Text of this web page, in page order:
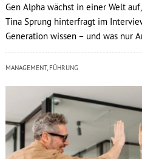
Gen Alpha wächst in einer Welt
Tina Sprung hinterfragt im
Generation wissen – und was nur
MANAGEMENT, FÜHRUNG